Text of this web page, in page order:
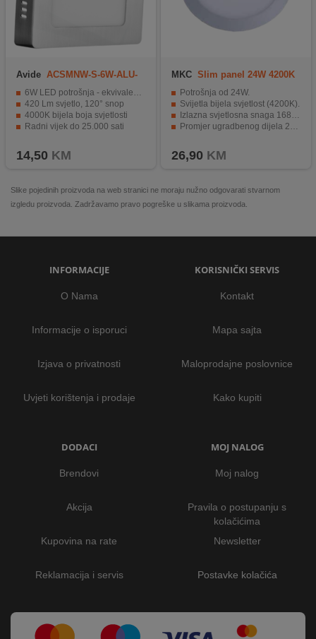
Avide ACSMNW-S-6W-ALU-
6W LED potrošnja - ekvivalent 36W
420 Lm svjetlo, 120° snop
4000K bijela boja svjetlosti
Radni vijek do 25.000 sati
14,50 KM
MKC Slim panel 24W 4200K
ROUND
Potrošnja od 24W.
Svijetla bijela svjetlost (4200K).
Izlazna svjetlosna snaga 1680 Lm.
Promjer ugradbenog dijela 277mm.
26,90 KM
Slike pojedinih proizvoda na web stranici ne moraju nužno odgovarati stvarnom
izgledu proizvoda. Zadržavamo pravo pogreške u slikama proizvoda.
INFORMACIJE
O Nama
Informacije o isporuci
Izjava o privatnosti
Uvjeti korištenja i prodaje
KORISNIČKI SERVIS
Kontakt
Mapa sajta
Maloprodajne poslovnice
Kako kupiti
DODACI
Brendovi
Akcija
Kupovina na rate
Reklamacija i servis
MOJ NALOG
Moj nalog
Pravila o postupanju s
kolačićima
Newsletter
Postavke kolačića